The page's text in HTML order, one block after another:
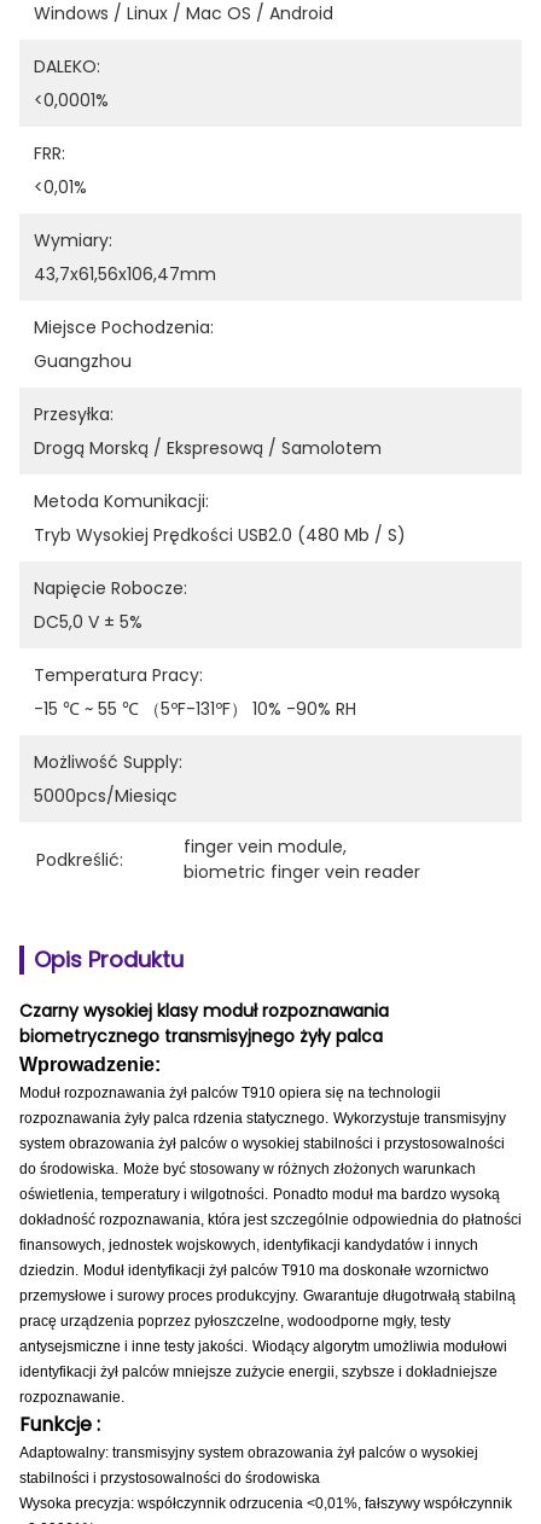
Windows / Linux / Mac OS / Android
DALEKO:
<0,0001%
FRR:
<0,01%
Wymiary:
43,7x61,56x106,47mm
Miejsce Pochodzenia:
Guangzhou
Przesyłka:
Drogą Morską / Ekspresową / Samolotem
Metoda Komunikacji:
Tryb Wysokiej Prędkości USB2.0 (480 Mb / S)
Napięcie Robocze:
DC5,0 V ± 5%
Temperatura Pracy:
-15 ℃ ~ 55 ℃ （5ºF-131ºF） 10% -90% RH
Możliwość Supply:
5000pcs/miesiąc
Podkreślić:
finger vein module,
biometric finger vein reader
Opis Produktu
Czarny wysokiej klasy moduł rozpoznawania
biometrycznego transmisyjnego żyły palca
Wprowadzenie:
Moduł rozpoznawania żył palców T910 opiera się na technologii
rozpoznawania żyły palca rdzenia statycznego. Wykorzystuje transmisyjny
system obrazowania żył palców o wysokiej stabilności i przystosowalności
do środowiska. Może być stosowany w różnych złożonych warunkach
oświetlenia, temperatury i wilgotności. Ponadto moduł ma bardzo wysoką
dokładność rozpoznawania, która jest szczególnie odpowiednia do płatności
finansowych, jednostek wojskowych, identyfikacji kandydatów i innych
dziedzin. Moduł identyfikacji żył palców T910 ma doskonałe wzornictwo
przemysłowe i surowy proces produkcyjny. Gwarantuje długotrwałą stabilną
pracę urządzenia poprzez pyłoszczelne, wodoodporne mgły, testy
antysejsmiczne i inne testy jakości. Wiodący algorytm umożliwia modułowi
identyfikacji żył palców mniejsze zużycie energii, szybsze i dokładniejsze
rozpoznawanie.
Funkcje :
Adaptowalny: transmisyjny system obrazowania żył palców o wysokiej
stabilności i przystosowalności do środowiska
Wysoka precyzja: współczynnik odrzucenia <0,01%, fałszywy współczynnik